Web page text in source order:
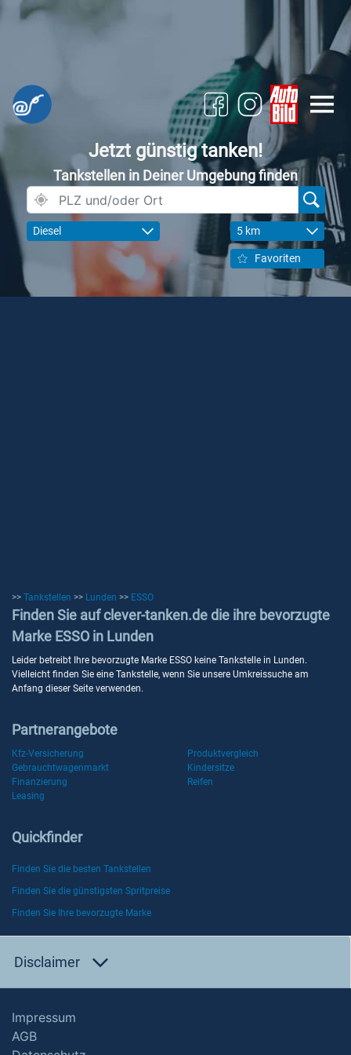
Jetzt günstig tanken!
Tankstellen in Deiner Umgebung finden
Diesel 5 km
Favoriten
>> Tankstellen >> Lunden >> ESSO
Finden Sie auf clever-tanken.de die ihre bevorzugte
Marke ESSO in Lunden
Leider betreibt Ihre bevorzugte Marke ESSO keine Tankstelle in Lunden.
Vielleicht finden Sie eine Tankstelle, wenn Sie unsere Umkreissuche am
Anfang dieser Seite verwenden.
Partnerangebote
Kfz-Versicherung
Produktvergleich
Gebrauchtwagenmarkt
Kindersitze
Finanzierung
Reifen
Leasing
Quickfinder
Finden Sie die besten Tankstellen
Finden Sie die günstigsten Spritpreise
Finden Sie Ihre bevorzugte Marke
Disclaimer
Impressum
AGB